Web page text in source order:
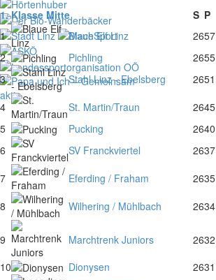
1. Klasse Mitte S P
1
Blaue Elf Linz 2657
2
Pichling 2655
3
Stahl Linz - Ebelsberg 2651
4
St. Martin/Traun 2645
5
Pucking 2640
6
SV Franckviertel 2637
7
Eferding / Fraham 2635
8
Wilhering / Mühlbach 2634
9 Marchtrenk Juniors 2632
10
Dionysen 2631